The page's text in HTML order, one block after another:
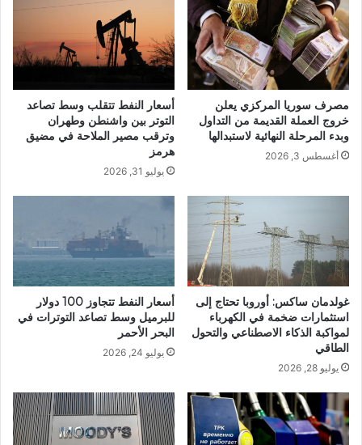
مصرف سوريا المركزي يعلن
خروج العملة القديمة من التداول
وبدء المرحلة النهائية لاستبدالها
أغسطس 3, 2026
أسعار النفط تتقلب وسط تصاعد
التوتر بين واشنطن وطهران
وترقب مصير الملاحة في مضيق
هرمز
يوليو 31, 2026
غولدمان ساكس: أوروبا تحتاج إلى
استثمارات ضخمة في الكهرباء
لمواكبة الذكاء الاصطناعي والتحول
الطاقي
يوليو 28, 2026
أسعار النفط تتجاوز 100 دولار
للبرميل وسط تصاعد التوترات في
البحر الأحمر
يوليو 24, 2026